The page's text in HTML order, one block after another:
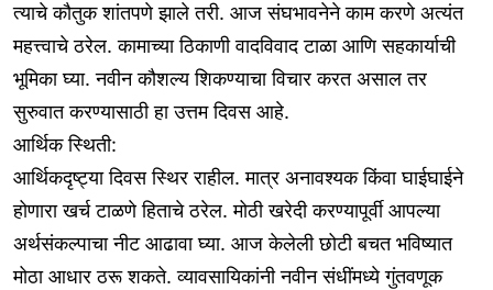
त्याचे कौतुक शांतपणे झाले तरी. आज संघभावनेने काम करणे अत्यंत
महत्त्वाचे ठरेल. कामाच्या ठिकाणी वादविवाद टाळा आणि सहकार्याची
भूमिका घ्या. नवीन कौशल्य शिकण्याचा विचार करत असाल तर
सुरुवात करण्यासाठी हा उत्तम दिवस आहे.
आर्थिक स्थिती:
आर्थिकदृष्ट्या दिवस स्थिर राहील. मात्र अनावश्यक किंवा घाईघाईने
होणारा खर्च टाळणे हिताचे ठरेल. मोठी खरेदी करण्यापूर्वी आपल्या
अर्थसंकल्पाचा नीट आढावा घ्या. आज केलेली छोटी बचत भविष्यात
मोठा आधार ठरू शकते. व्यावसायिकांनी नवीन संधींमध्ये गुंतवणूक